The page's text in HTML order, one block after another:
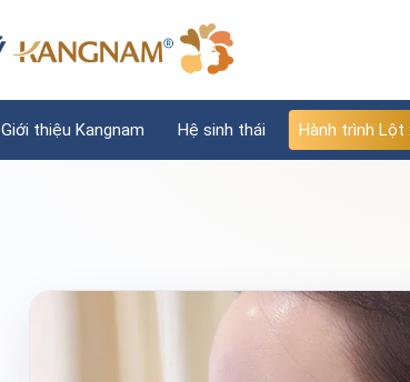
Giới thiệu Kangnam Hệ sinh thái Hành trình Lột